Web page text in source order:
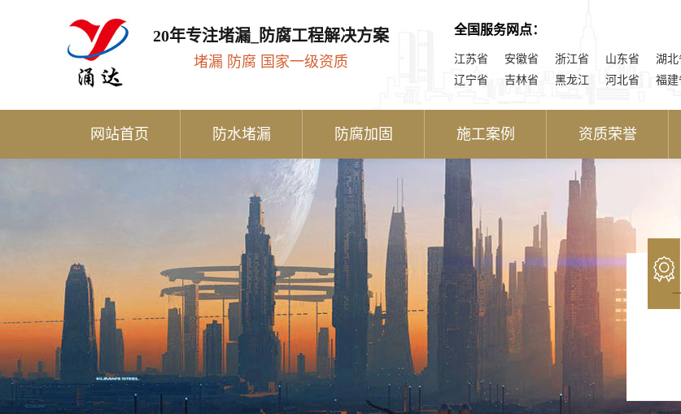
20年专注堵漏_防腐工程解决方案
堵漏 防腐 国家一级资质
全国服务网点：
江苏省 安徽省 浙江省 山东省 湖北
辽宁省
吉林省 黑龙江 河北省 福建
网站首页 防水堵漏 防腐加固 施工案例 资质荣誉